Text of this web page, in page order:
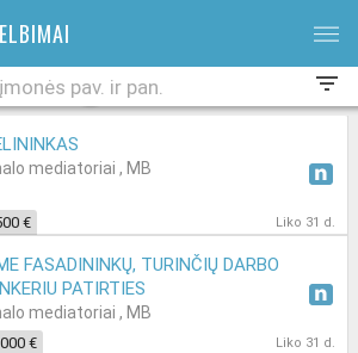
bars
filter_list
mediatoriai , MB
€ Liko 31 d.
FASADININKŲ, TURINČIŲ DARBO
PATIRTIES
mediatoriai , MB
€ Liko 31 d.